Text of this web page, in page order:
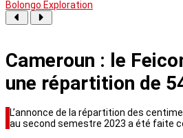
Bolongo Exploration
Cameroun : le
une répartition de
L’annonce de la répartition des
au second semestre 2023 a été faite